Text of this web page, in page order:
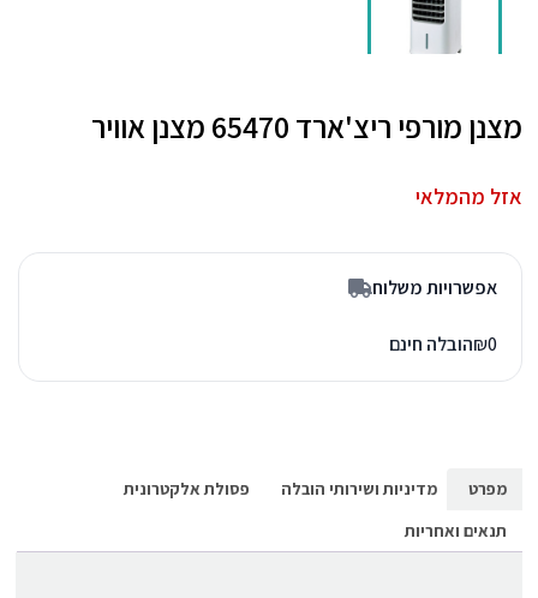
מצנן מורפי ריצ'ארד 65470 מצנן אוויר
אזל מהמלאי
אפשרויות משלוח
₪0 הובלה חינם
מפרט מדיניות ושירותי הובלה
פסולת אלקטרונית
תנאים ואחריות